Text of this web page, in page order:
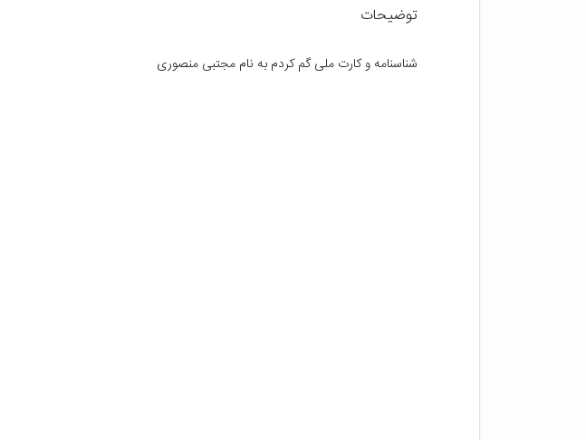
توضیحات
شناسنامه و کارت ملی گم کردم به نام مجتبی منصوری